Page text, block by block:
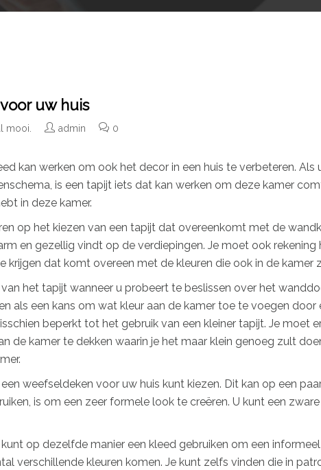
uw huis
mooi. admin 0
kan werken om ook het decor in een huis te verbeteren.
is een tapijt iets dat kan werken om deze kamer
in deze kamer.
op het kiezen van een tapijt dat overeenkomt met de
en gezellig vindt op de verdiepingen. Je moet ook rekening
dat komt overeen met de kleuren die ook in de kamer
het tapijt wanneer u probeert te beslissen over het
als een kans om wat kleur aan de kamer toe te voegen
beperkt tot het gebruik van een kleiner tapijt. Je moet
de kamer te dekken waarin je het maar klein genoeg zult
weefseldeken voor uw huis kunt kiezen. Dit kan op een
is om een zeer formele look te creëren. U kunt een
op dezelfde manier een kleed gebruiken om een
verschillende kleuren komen. Je kunt zelfs vinden die in